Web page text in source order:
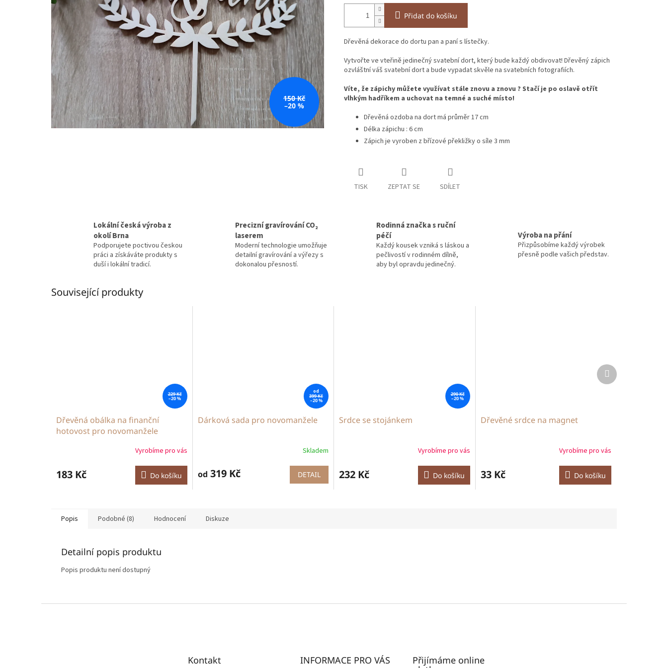
150 Kč
–20 %
Přidat do košíku
Dřevěná dekorace do dortu pan a paní s lístečky.
Vytvořte ve vteřině jedinečný svatební dort, který bude každý obdivovat! Dřevěný zápich
ozvláštní váš svatební dort a bude vypadat skvěle na svatebních fotografiích.
Víte, že zápichy můžete využívat stále znovu a znovu ? Stačí je po oslavě otřít
vlhkým hadříkem a uchovat na temné a suché místo!
Dřevěná ozdoba na dort má průměr 17 cm
Délka zápichu : 6 cm
Zápich je vyroben z břízové překližky o síle 3 mm
TISK ZEPTAT SE SDÍLET
Lokální česká výroba z
okolí Brna
Podporujete poctivou českou
práci a získáváte produkty s
duší i lokální tradicí.
Precizní gravírování CO₂
laserem
Moderní technologie umožňuje
detailní gravírování a výřezy s
dokonalou přesností.
Rodinná značka s ruční
péčí
Každý kousek vzniká s láskou a
pečlivostí v rodinném dílně,
aby byl opravdu jedinečný.
Výroba na přání
Přizpůsobíme každý výrobek
přesně podle vašich představ.
Související produkty
229 Kč
–20 %
Dřevěná obálka na finanční
hotovost pro novomanžele
produktu
je
hvězdiček.
Vyrobíme pro vás
183 Kč Do košíku
od
399 Kč
–20 %
Dárková sada pro novomanžele
Skladem
od 319 Kč DETAIL
290 Kč
–20 %
Srdce se stojánkem
Vyrobíme pro vás
232 Kč Do košíku
Dřevěné srdce na magnet
Vyrobíme pro vás
33 Kč Do košíku
Další
produkt
Popis Podobné (8) Hodnocení Diskuze
Detailní popis produktu
Popis produktu není dostupný
Kontakt INFORMACE PRO VÁS Přijímáme online